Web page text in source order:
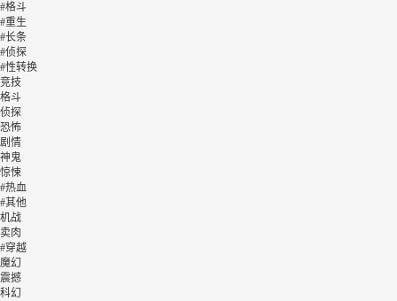
#格斗
#重生
#长条
#侦探
#性转换
竞技
格斗
侦探
恐怖
剧情
神鬼
惊悚
#热血
#其他
机战
卖肉
#穿越
魔幻
震撼
科幻